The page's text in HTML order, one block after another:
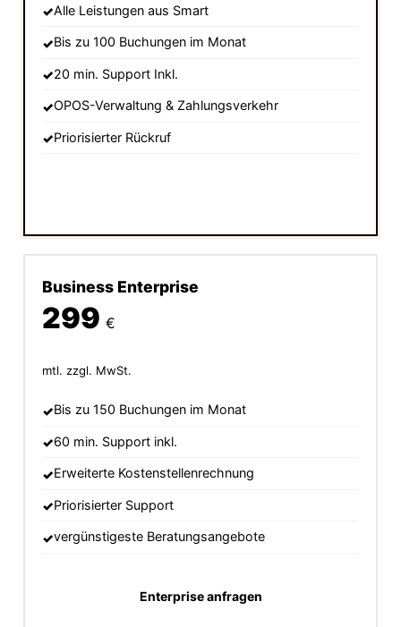
Alle Leistungen aus Smart
Bis zu 100 Buchungen im Monat
20 min. Support Inkl.
OPOS-Verwaltung & Zahlungsverkehr
Priorisierter Rückruf
Business Enterprise
299€
mtl. zzgl. MwSt.
Bis zu 150 Buchungen im Monat
60 min. Support inkl.
Erweiterte Kostenstellenrechnung
Priorisierter Support
vergünstigeste Beratungsangebote
Enterprise anfragen